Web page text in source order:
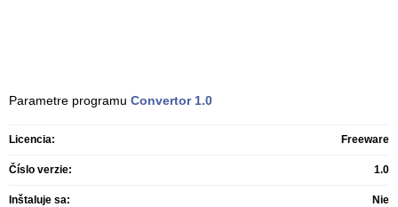
Parametre programu Convertor 1.0
Licencia: Freeware
Číslo verzie: 1.0
Inštaluje sa: Nie